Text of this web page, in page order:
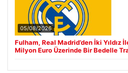
05/08/2026
Fulham, Real Madrid’den İki Yıldız
Milyon Euro Üzerinde Bir Bedelle